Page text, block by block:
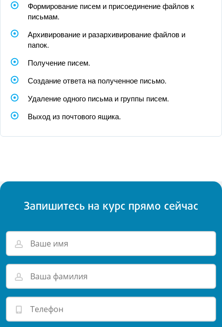
Формирование писем и присоединение файлов к
письмам.
Архивирование и разархивирование файлов и
папок.
Получение писем.
Создание ответа на полученное письмо.
Удаление одного письма и группы писем.
Выход из почтового ящика.
Запишитесь на курс прямо сейчас